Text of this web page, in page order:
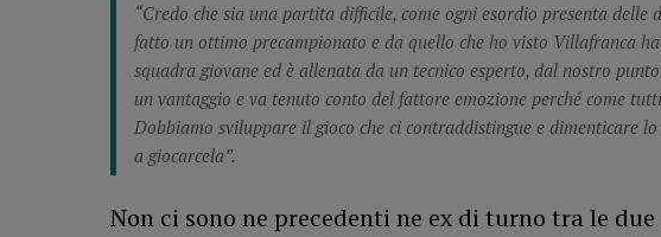
“Credo che sia una partita difficile, come ogni esordio presenta delle
fatto un ottimo precampionato e da quello che ho visto Villafranca
squadra giovane ed è allenata da un tecnico esperto, dal nostro
un vantaggio e va tenuto conto del fattore emozione perché come
Dobbiamo sviluppare il gioco che ci contraddistingue e dimenticare
a giocarcela”.
Non ci sono ne precedenti ne ex di turno tra le due